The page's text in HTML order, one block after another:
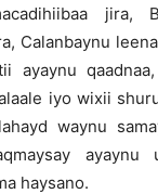
jira,
Calanbaynu
ayaynu
iyo wixii
waynu
ayaynu
haysano.